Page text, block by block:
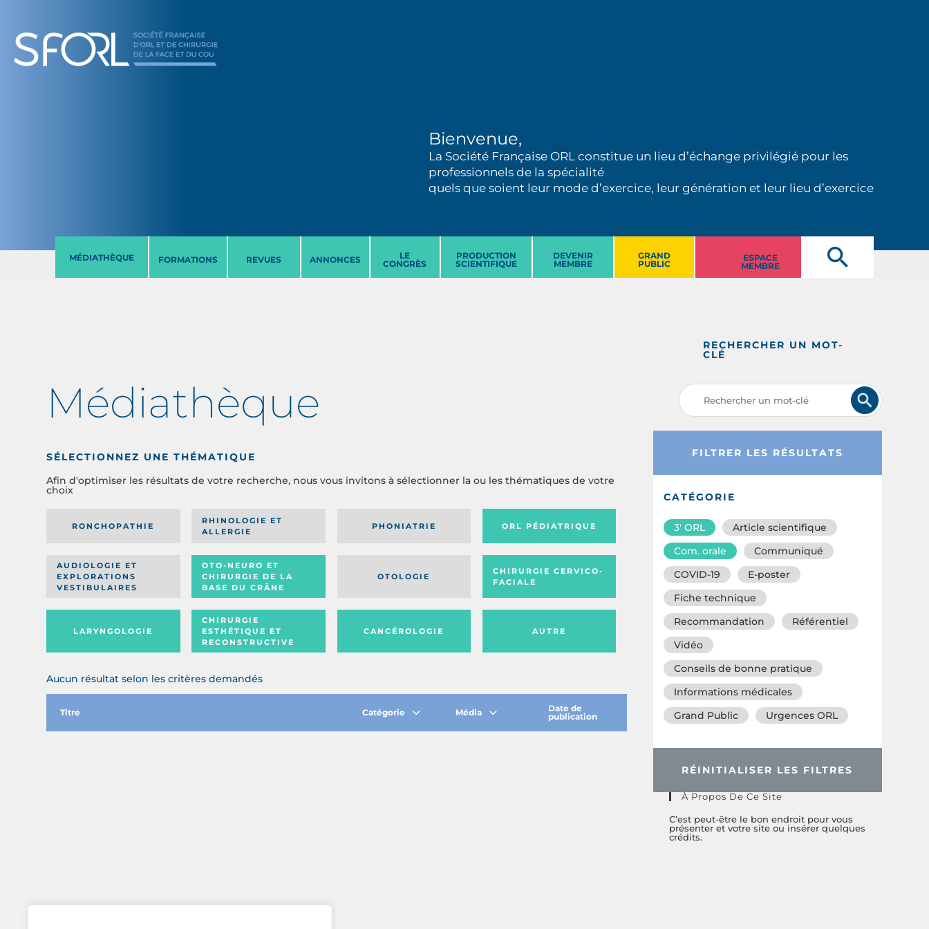
Bienvenue,
La Société Française ORL constitue un lieu d’échange privilégié pour les
professionnels de la spécialité
quels que soient leur mode d’exercice, leur génération et leur lieu d’exercice
MÉDIATHÈQUE FORMATIONS REVUES ANNONCES
LE
CONGRÈS
PRODUCTION
SCIENTIFIQUE
DEVENIR
MEMBRE
GRAND
PUBLIC
ESPACE
MEMBRE
Médiathèque
SÉLECTIONNEZ UNE THÉMATIQUE
Afin d'optimiser les résultats de votre recherche, nous vous invitons à sélectionner la ou les thématiques de votre
choix
RONCHOPATHIE
RHINOLOGIE ET
ALLERGIE
PHONIATRIE ORL PÉDIATRIQUE
AUDIOLOGIE ET
EXPLORATIONS
VESTIBULAIRES
OTO-NEURO ET
CHIRURGIE DE LA
BASE DU CRÂNE
OTOLOGIE
CHIRURGIE CERVICO-
FACIALE
AUTRE
LARYNGOLOGIE
CHIRURGIE
ESTHÉTIQUE ET
RECONSTRUCTIVE
CANCÉROLOGIE
Aucun résultat selon les critères demandés
Titre Catégorie Média
Date de
publication
RECHERCHER UN MOT-
CLÉ
FILTRER LES RÉSULTATS
CATÉGORIE
3′ ORL
Article scientifique
Com. orale
Communiqué
COVID-19
E-poster
Fiche technique
Recommandation
Référentiel
Vidéo
Conseils de bonne pratique
Informations médicales
Grand Public
Urgences ORL
RÉINITIALISER LES FILTRES
À Propos De Ce Site
C’est peut-être le bon endroit pour vous
présenter et votre site ou insérer quelques
crédits.